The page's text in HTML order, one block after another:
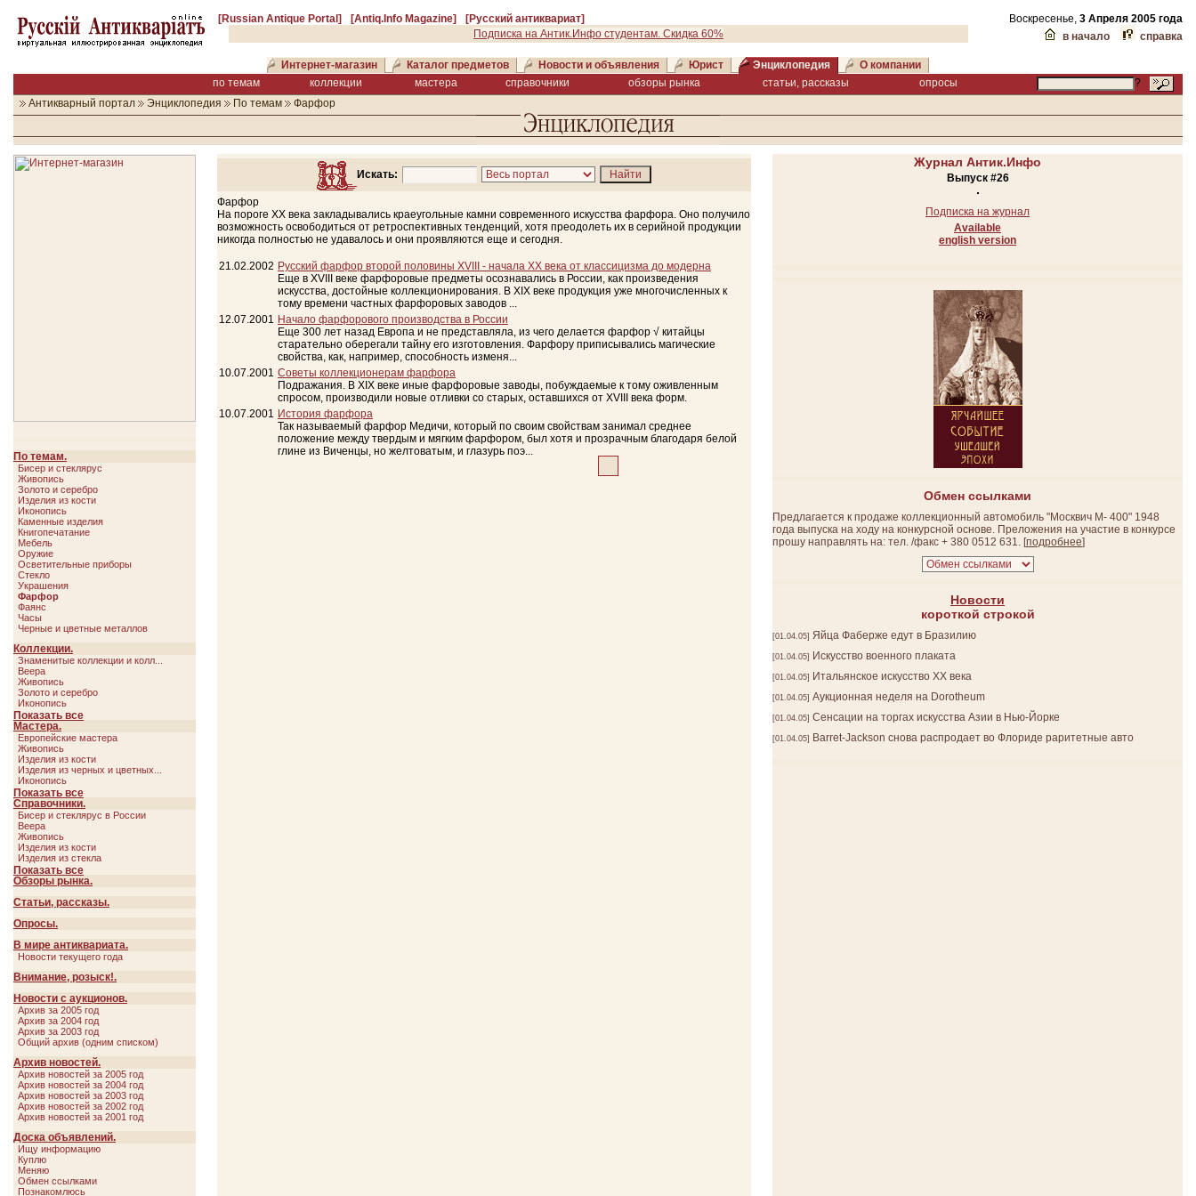
[Russian Antique Portal] [Antiq.Info Magazine] [Русский антиквариат] Воскресенье, 3 Апреля 2005 года
Подписка на Антик.Инфо студентам. Скидка 60%
в начало справка
Интернет-магазин Каталог предметов Новости и объявления Юрист Энциклопедия
О компании
по темам
коллекции мастера справочники обзоры рынка статьи, рассказы опросы
?
Антикварный портал
Энциклопедия По темам Фарфор
По темам.
Бисер и стеклярус
Живопись
Золото и серебро
Изделия из кости
Иконопись
Каменные изделия
Книгопечатание
Мебель
Оружие
Осветительные приборы
Стекло
Украшения
Фарфор
Фаянс
Часы
Черные и цветные металлов
Коллекции.
Знаменитые коллекции и колл...
Веера
Живопись
Золото и серебро
Иконопись
Мебель
Оружие
Украшения
Фарфор
Показать все
Свернуть
Мастера.
Европейские мастера
Живопись
Изделия из кости
Изделия из черных и цветных...
Иконопись
Словарь русских художников
Украшения
Фаянс
Показать все
Свернуть
Справочники.
Бисер и стеклярус в России
Веера
Живопись
Изделия из кости
Изделия из стекла
Изделия из черных и цветных...
Каменные вазы и камнерезные...
Мебель
Оружие
Осветительные приборы
Фарфор
Фаянс
Часы
Ювелирные украшения
Показать все
Свернуть
Обзоры рынка.
Статьи, рассказы.
Опросы.
В мире антиквариата.
Новости текущего года
Внимание, розыск!.
Новости с аукционов.
Архив за 2005 год
Архив за 2004 год
Архив за 2003 год
Общий архив (одним списком)
Архив новостей.
Архив новостей за 2005 год
Архив новостей за 2004 год
Архив новостей за 2003 год
Архив новостей за 2002 год
Архив новостей за 2001 год
Доска объявлений.
Ищу информацию
Куплю
Меняю
Обмен ссылками
Познакомлюсь
Искать:
Фарфор
На пороге XX века закладывались краеугольные камни современного искусства фарфора. Оно получило
возможность освободиться от ретроспективных тенденций, хотя преодолеть их в серийной продукции
никогда полностью не удавалось и они проявляются еще и сегодня.
21.02.2002 Русский фарфор второй половины XVIII - начала XX века от классицизма до модерна
Еще в XVIII веке фарфоровые предметы осознавались в России, как произведения
искусства, достойные коллекционирования. В XIX веке продукция уже многочисленных к
тому времени частных фарфоровых заводов ...
12.07.2001 Начало фарфорового производства в России
Еще 300 лет назад Европа и не представляла, из чего делается фарфор √ китайцы
старательно оберегали тайну его изготовления. Фарфору приписывались магические
свойства, как, например, способность изменя...
10.07.2001 Советы коллекционерам фарфора
Подражания. В XIX веке иные фарфоровые заводы, побуждаемые к тому оживленным
спросом, производили новые отливки со старых, оставшихся от XVIII века форм.
10.07.2001 История фарфора
Так называемый фарфор Медичи, который по своим свойствам занимал среднее
положение между твердым и мягким фарфором, был хотя и прозрачным благодаря белой
глине из Виченцы, но желтоватым, и глазурь поэ...
Журнал Антик.Инфо
Выпуск #26
Подписка на журнал
Available
english version
Обмен ссылками
Предлагается к продаже коллекционный автомобиль "Москвич М- 400" 1948
года выпуска на ходу на конкурсной основе. Преложения на участие в конкурсе
прошу направлять на: тел. /факс + 380 0512 631. [подробнее]
Новости
короткой строкой
[01.04.05] Яйца Фаберже едут в Бразилию
[01.04.05] Искусство военного плаката
[01.04.05] Итальянское искусство ХХ века
[01.04.05] Аукционная неделя на Dorotheum
[01.04.05] Сенсации на торгах искусства Азии в Нью-Йорке
[01.04.05] Barret-Jackson снова распродает во Флориде раритетные авто